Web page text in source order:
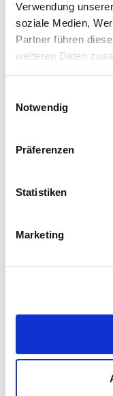
Verwendung
soziale Medien,
Partner führen
weiteren Daten
Notwendig
Präferenzen
Statistiken
Marketing
ZepterClub
Registrieren
Registrieren
Kaufen von